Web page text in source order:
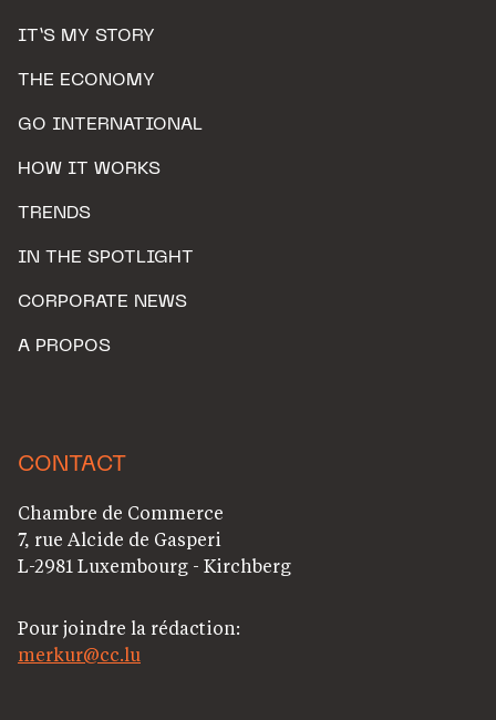
IT’S MY STORY
THE ECONOMY
GO INTERNATIONAL
HOW IT WORKS
TRENDS
IN THE SPOTLIGHT
CORPORATE NEWS
A PROPOS
CONTACT
Chambre de Commerce
7, rue Alcide de Gasperi
L-2981 Luxembourg - Kirchberg
Pour joindre la rédaction:
merkur@cc.lu